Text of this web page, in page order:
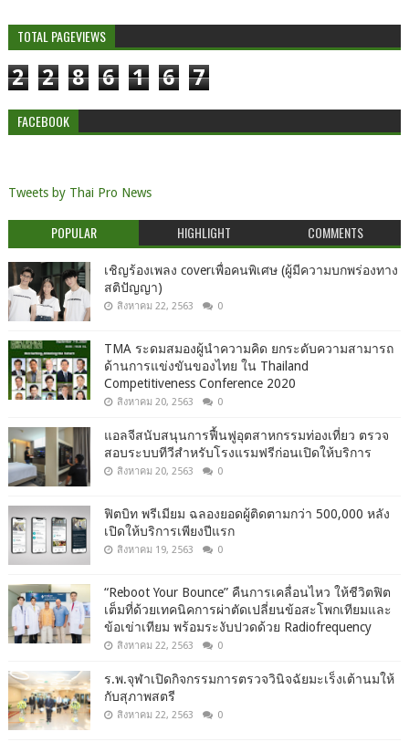
TOTAL PAGEVIEWS
2 2 8 6 1 6 7
FACEBOOK
Tweets by Thai Pro News
POPULAR HIGHLIGHT COMMENTS
เชิญร้องเพลง coverเพื่อคนพิเศษ (ผู้มีความบกพร่องทาง
สติปัญญา)
สิงหาคม 22, 2563 0
TMA ระดมสมองผู้นำความคิด ยกระดับความสามารถ
ด้านการแข่งขันของไทย ใน Thailand
Competitiveness Conference 2020
สิงหาคม 20, 2563 0
แอลจีสนับสนุนการฟื้นฟูอุตสาหกรรมท่องเที่ยว ตรวจ
สอบระบบทีวีสำหรับโรงแรมฟรีก่อนเปิดให้บริการ
สิงหาคม 20, 2563 0
ฟิตบิท พรีเมียม ฉลองยอดผู้ติดตามกว่า 500,000 หลัง
เปิดให้บริการเพียงปีแรก
สิงหาคม 19, 2563 0
“Reboot Your Bounce” คืนการเคลื่อนไหว ให้ชีวิตฟิต
เต็มที่ด้วยเทคนิคการผ่าตัดเปลี่ยนข้อสะโพกเทียมและ
ข้อเข่าเทียม พร้อมระงับปวดด้วย Radiofrequency
สิงหาคม 22, 2563 0
ร.พ.จุฬาเปิดกิจกรรมการตรวจวินิจฉัยมะเร็งเต้านมให้
กับสุภาพสตรี
สิงหาคม 22, 2563 0